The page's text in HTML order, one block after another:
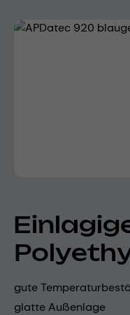
Bildergalerie
gute
glatte Außenlage